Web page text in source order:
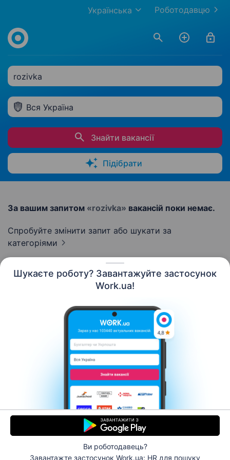
Шукаєте роботу? Завантажуйте застосунок
Work.ua!
Ви роботодавець?
Завантажте застосунок Work.ua: HR для пошуку
Роботодавцю
Українська
rozivka
Вся Україна
Знайти вакансії
Підібрати
За вашим запитом «rozivka» вакансій поки немає.
Спробуйте змінити запит або шукати за
категоріями
Контакти Про нас
Кар’єра
Допомога Умови використання
© 2006–2026 Work.ua. Сервіс пошуку роботи №1 в